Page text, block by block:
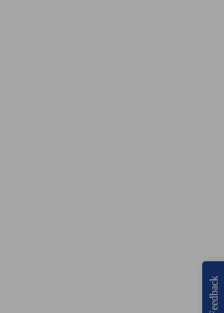
Feedback